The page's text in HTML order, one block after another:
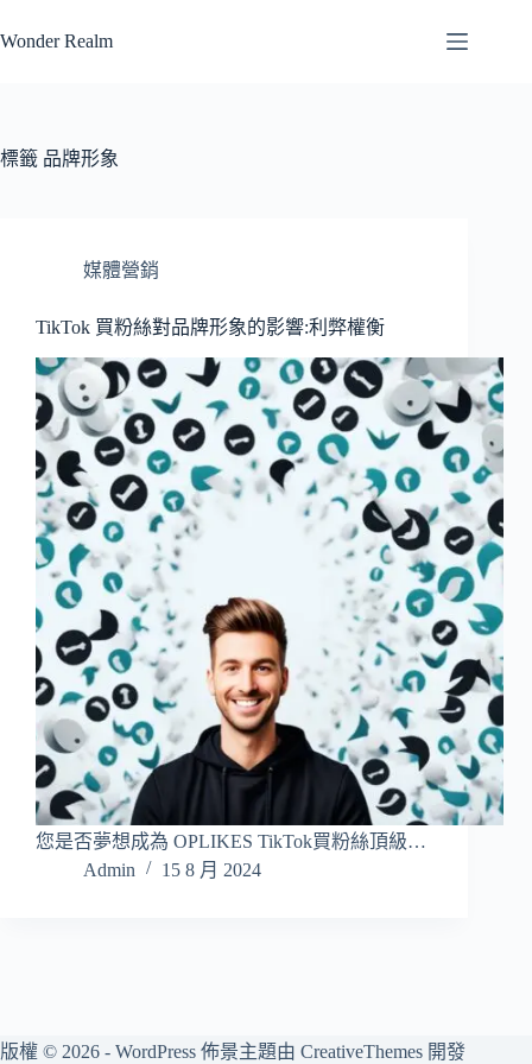
至
容
Wonder Realm
標籤 品牌形象
媒體營銷
TikTok 買粉絲對品牌形象的影響:利弊權衡
您是否夢想成為 OPLIKES TikTok買粉絲頂級…
Admin
15 8 月 2024
版權 © 2026 - WordPress 佈景主題由 CreativeThemes 開發